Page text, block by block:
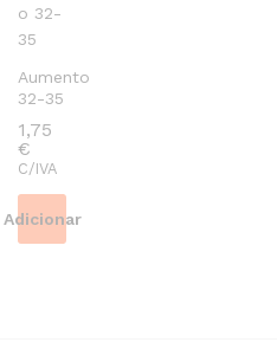
Aumento
32-35
1,75
€
C/IVA
Adicionar